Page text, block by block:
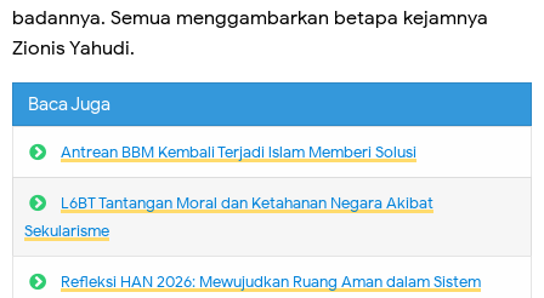
badannya. Semua menggambarkan betapa kejamnya
Zionis Yahudi.
Baca Juga
Antrean BBM Kembali Terjadi lslam Memberi Solusi
L6BT Tantangan Moral dan Ketahanan Negara Akibat
Sekularisme
Refleksi HAN 2026: Mewujudkan Ruang Aman dalam Sistem